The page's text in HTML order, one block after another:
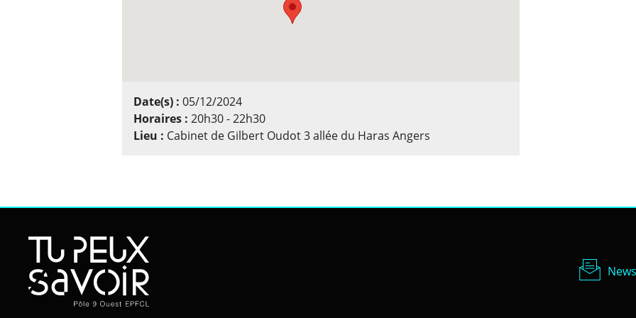
Date(s) : 05/12/2024
Horaires : 20h30 - 22h30
Lieu : Cabinet de Gilbert Oudot 3 allée du Haras Angers